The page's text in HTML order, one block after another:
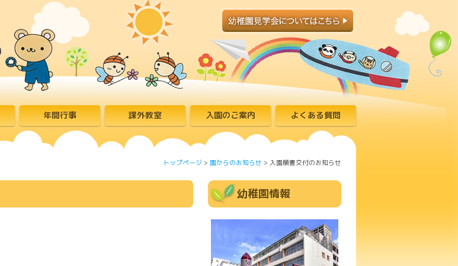
年間行事 課外教室 入園のご案内 よくある質問
トップページ > 園からのお知らせ > 入園願書交付のお知らせ
幼稚園情報